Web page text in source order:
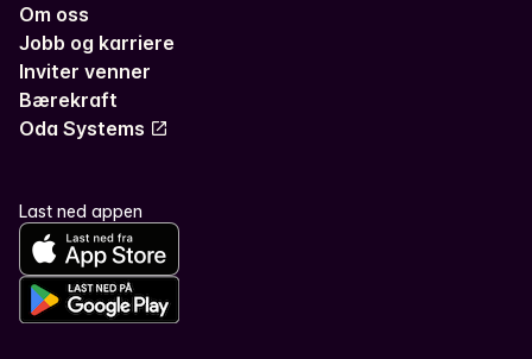
Om oss
Jobb og karriere
Inviter venner
Bærekraft
Oda Systems
Last ned appen